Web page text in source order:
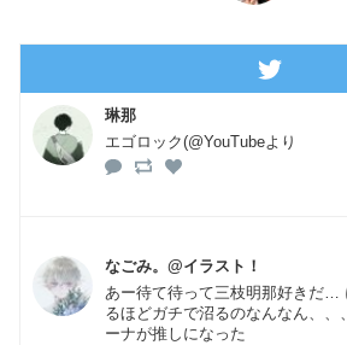
琳那
エゴロック(@YouTubeより
なごみ。@イラスト！
あー待て待って三枝明那好きだ…
るほどガチで沼るのなんなん、、
ーナが推しになった